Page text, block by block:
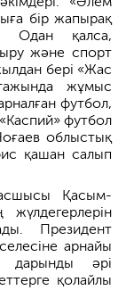
бір жапырақ
Одан қалса,
және спорт
бері «Жас
жұмыс
футбол,
футбол
облыстық
қашан салып
Қасым-
Президент
арнайы
дарынды әрі
қолайлы